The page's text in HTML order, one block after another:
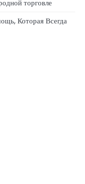
торговле
Которая Всегда